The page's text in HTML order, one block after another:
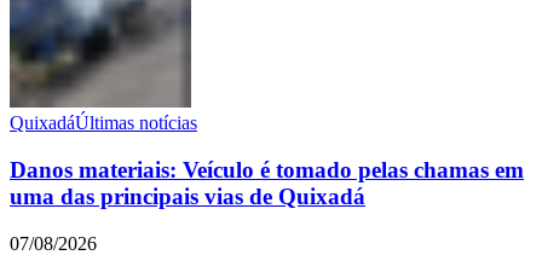
QuixadáÚltimas notícias
Danos materiais: Veículo é tomado pelas chamas em
uma das principais vias de Quixadá
07/08/2026